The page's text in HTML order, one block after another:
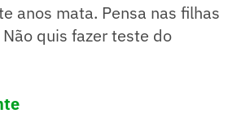
anos mata. Pensa nas filhas
quis fazer teste do